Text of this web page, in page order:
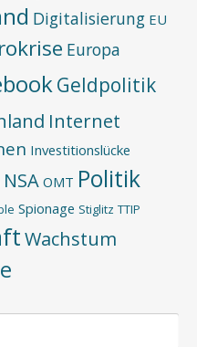
Digitalisierung EU
Europa
Geldpolitik
Internet
Investitionslücke
NSA OMT Politik
Spionage Stiglitz TTIP
Wachstum